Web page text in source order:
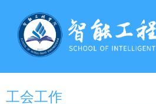
工会工作